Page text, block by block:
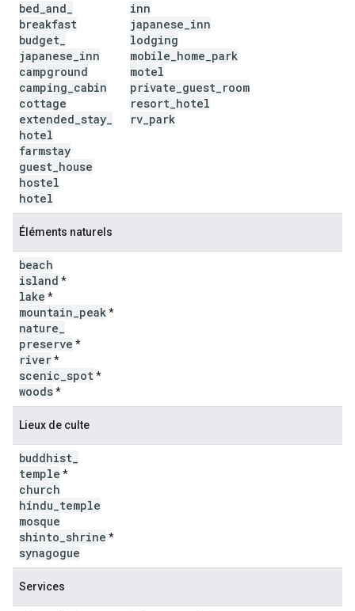
bed and
breakfast
budget
japanese inn
campground
camping cabin
cottage
extended stay
hotel
farmstay
guest house
hostel
hotel
inn
japanese inn
lodging
mobile home park
motel
private guest room
resort hotel
rv park
Éléments naturels
beach
island *
lake *
mountain peak*
nature
preserve *
river*
scenic spot*
woods*
Lieux de culte
buddhist
temple *
church
hindu temple
mosque
shinto shrine *
synagogue
Services